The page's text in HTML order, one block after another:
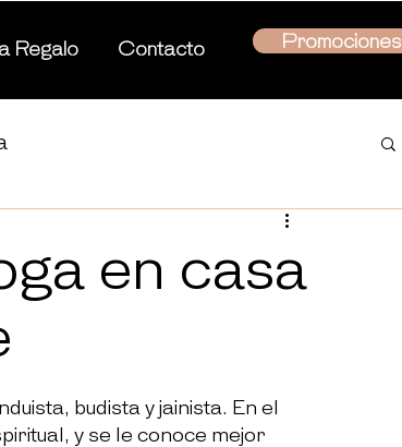
Regalo Contacto Promociones
en casa
budista y jainista. En el
y se le conoce mejor